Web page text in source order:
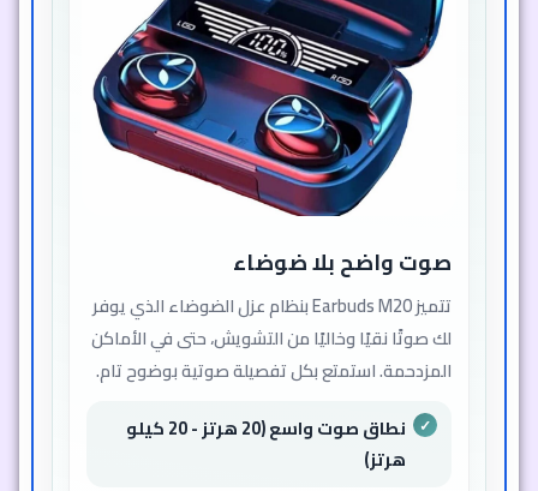
صوت واضح بلا ضوضاء
تتميز Earbuds M20 بنظام عزل الضوضاء الذي يوفر
لك صوتًا نقيًا وخاليًا من التشويش، حتى في الأماكن
المزدحمة. استمتع بكل تفصيلة صوتية بوضوح تام.
نطاق صوت واسع (20 هرتز - 20 كيلو
هرتز)